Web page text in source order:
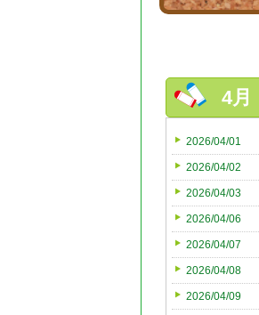
4月
2026/04/01
2026/04/02
2026/04/03
2026/04/06
2026/04/07
2026/04/08
2026/04/09